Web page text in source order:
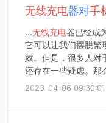
无线充电器对手
...无线充电器已经成
它可以让我们摆脱繁
效。但是，很多人对
还存在一些疑虑。那
2023-04-06 09:30:01